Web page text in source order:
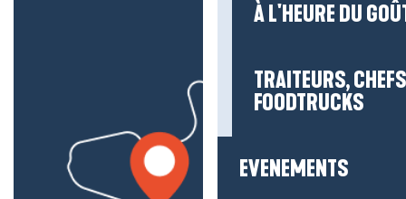
À L'HEURE DU
TRAITEURS,
FOODTRUCKS
EVENEMENTS